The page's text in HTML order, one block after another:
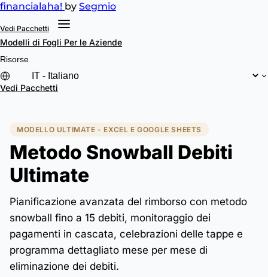
financialaha! by Segmio
Vedi Pacchetti
Modelli di Fogli Per le Aziende
Risorse
Vedi Pacchetti
MODELLO ULTIMATE - EXCEL E GOOGLE SHEETS
Metodo Snowball Debiti
Ultimate
Pianificazione avanzata del rimborso con metodo
snowball fino a 15 debiti, monitoraggio dei
pagamenti in cascata, celebrazioni delle tappe e
programma dettagliato mese per mese di
eliminazione dei debiti.